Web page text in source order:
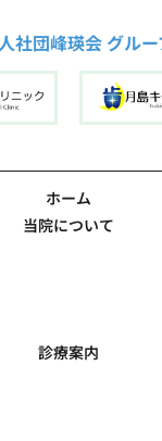
社団峰瑛会 グル
ホーム
当院について
診療案内